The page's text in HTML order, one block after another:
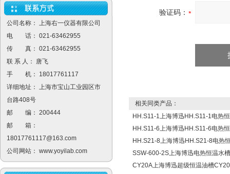
公司名称： 上海右一仪器有限公司
电 话： 021-63462955
传 真： 021-63462955
联 系 人： 唐飞
手 机： 18017761117
详细地址： 上海市宝山工业园区市
台路408号
邮 编： 200444
邮 箱：
18017761117@163.com
公司网站： www.yoyilab.com
验证码：
相关同类产品：
HH.S11-1上海博迅HH.S11-1电热
HH.S11-6上海博迅HH.S11-6电热
HH.S21-8上海博迅HH.S21-8电热
SSW-600-2S上海博迅电热恒温水
CY20A上海博迅超级恒温油槽